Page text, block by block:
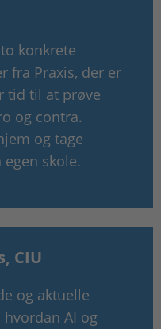
konkrete
fra Praxis, der er
tid til at prøve
og contra.
og tage
skole.
CIU
og aktuelle
AI og